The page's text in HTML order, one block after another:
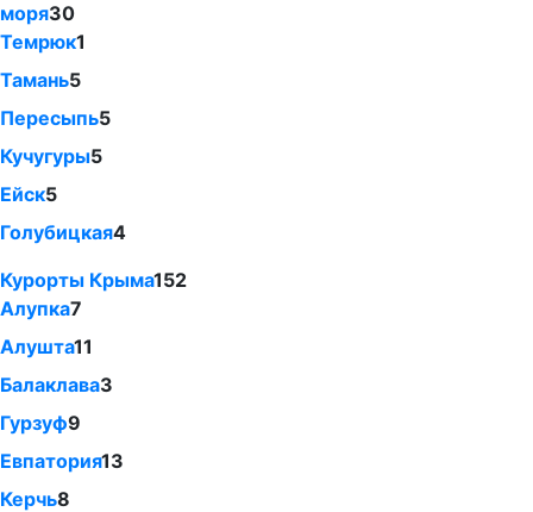
моря30
Темрюк1
Тамань5
Пересыпь5
Кучугуры5
Ейск5
Голубицкая4
Курорты Крыма152
Алупка7
Алушта11
Балаклава3
Гурзуф9
Евпатория13
Керчь8